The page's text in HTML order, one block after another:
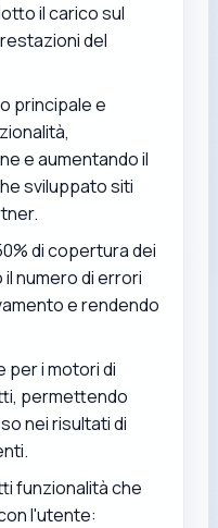
il carico sul
del
principale e
e aumentando il
sviluppato siti
di copertura dei
numero di errori
e rendendo
per i motori di
permettendo
nei risultati di
funzionalità che
l'utente: